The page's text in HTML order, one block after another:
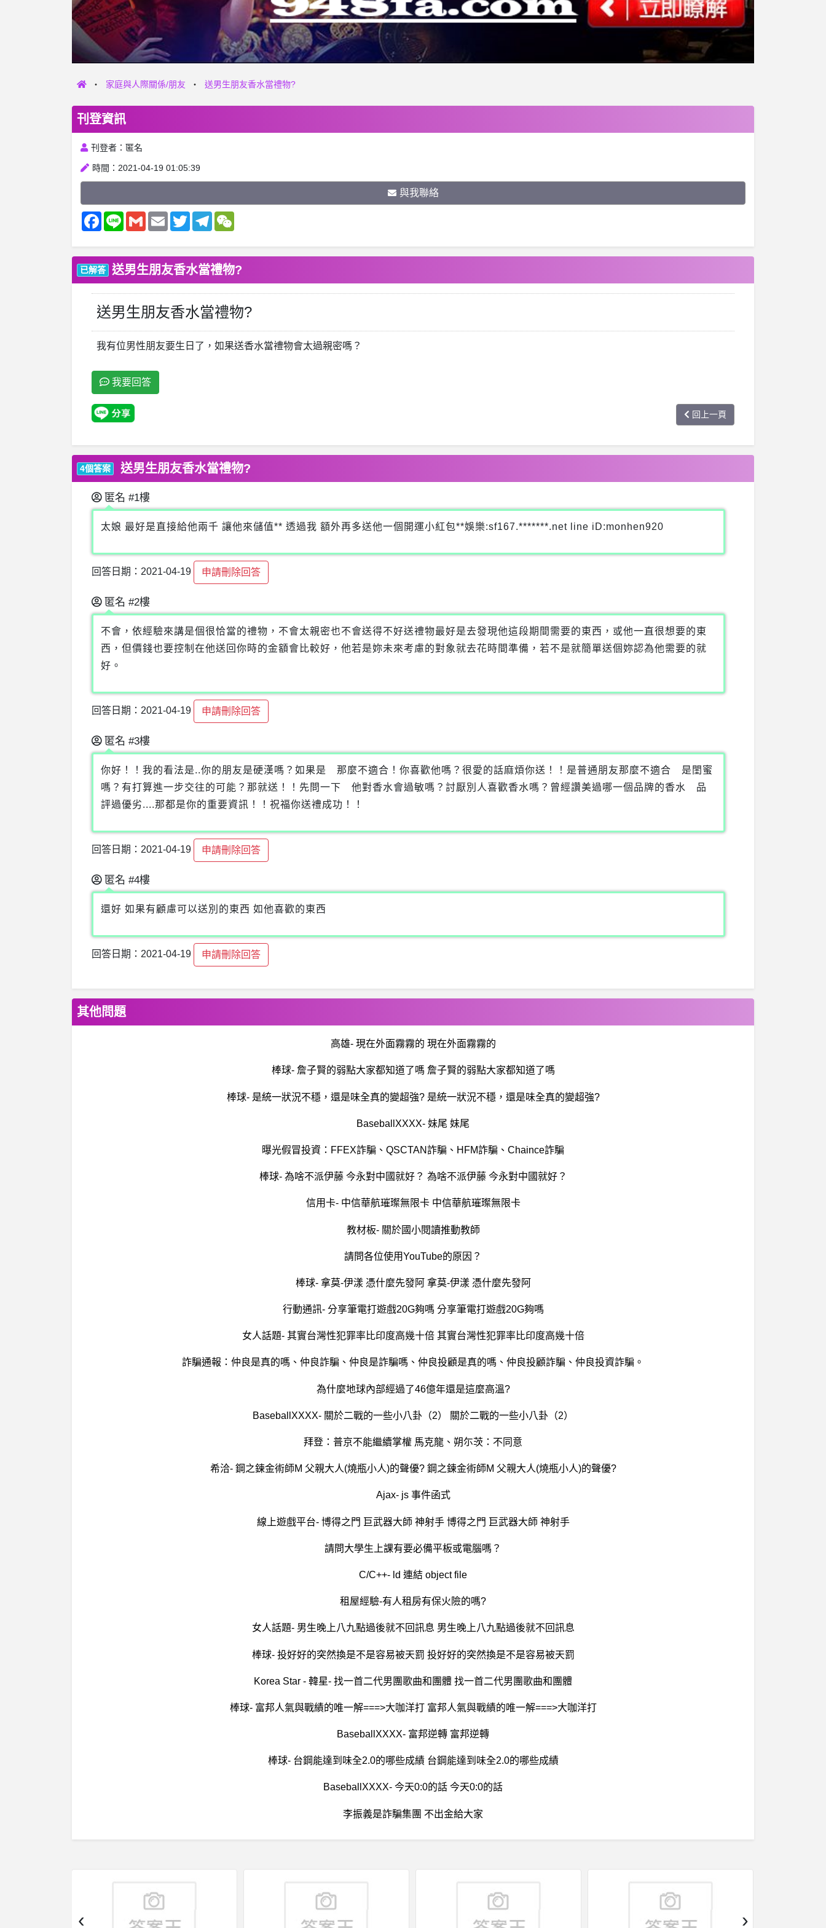
家庭與人際關係/朋友 送男生朋友香水當禮物?
刊登資訊
刊登者：匿名
時間：2021-04-19 01:05:39
與我聯絡
Facebook
Line Gmail Email TwitterTelegram
已解答 送男生朋友香水當禮物?
送男生朋友香水當禮物?
我有位男性朋友要生日了，如果送香水當禮物會太過親密嗎？
我要回答
回上一頁
4個答案 送男生朋友香水當禮物?
匿名 #1樓
太娘 最好是直接給他兩千 讓他來儲值** 透過我 額外再多送他一個開運小紅包**娛樂:sf167.*******.net line iD:monhen920
回答日期：2021-04-19 申請刪除回答
匿名 #2樓
不會，依經驗來講是個很恰當的禮物，不會太親密也不會送得不好送禮物最好是去發現他這段期間需要的東西，或他一直很想要的東
西，但價錢也要控制在他送回你時的金額會比較好，他若是妳未來考慮的對象就去花時間準備，若不是就簡單送個妳認為他需要的就
好。
回答日期：2021-04-19 申請刪除回答
匿名 #3樓
你好！！我的看法是..你的朋友是硬漢嗎？如果是 那麼不適合！你喜歡他嗎？很愛的話麻煩你送！！是普通朋友那麼不適合 是閨蜜
嗎？有打算進一步交往的可能？那就送！！先問一下 他對香水會過敏嗎？討厭別人喜歡香水嗎？曾經讚美過哪一個品牌的香水 品
評過優劣....那都是你的重要資訊！！祝福你送禮成功！！
回答日期：2021-04-19 申請刪除回答
匿名 #4樓
還好 如果有顧慮可以送別的東西 如他喜歡的東西
回答日期：2021-04-19 申請刪除回答
其他問題
高雄- 現在外面霧霧的 現在外面霧霧的
棒球- 詹子賢的弱點大家都知道了嗎 詹子賢的弱點大家都知道了嗎
棒球- 是統一狀況不穩，還是味全真的變超強? 是統一狀況不穩，還是味全真的變超強?
BaseballXXXX- 妹尾 妹尾
曝光假冒投資：FFEX詐騙、QSCTAN詐騙、HFM詐騙、Chaince詐騙
棒球- 為啥不派伊藤 今永對中國就好？ 為啥不派伊藤 今永對中國就好？
信用卡- 中信華航璀璨無限卡 中信華航璀璨無限卡
教材板- 關於國小閱讀推動教師
請問各位使用YouTube的原因？
棒球- 拿莫-伊漾 憑什麼先發阿 拿莫-伊漾 憑什麼先發阿
行動通訊- 分享筆電打遊戲20G夠嗎 分享筆電打遊戲20G夠嗎
女人話題- 其實台灣性犯罪率比印度高幾十倍 其實台灣性犯罪率比印度高幾十倍
詐騙通報：仲良是真的嗎、仲良詐騙、仲良是詐騙嗎、仲良投顧是真的嗎、仲良投顧詐騙、仲良投資詐騙。
為什麼地球內部經過了46億年還是這麼高溫?
BaseballXXXX- 關於二戰的一些小八卦（2） 關於二戰的一些小八卦（2）
拜登：普京不能繼續掌權 馬克龍、朔尓茨：不同意
希洽- 鋼之鍊金術師M 父親大人(燒瓶小人)的聲優? 鋼之鍊金術師M 父親大人(燒瓶小人)的聲優?
Ajax- js 事件函式
線上遊戲平台- 博得之門 巨武器大師 神射手 博得之門 巨武器大師 神射手
請問大學生上課有要必備平板或電腦嗎？
C/C++- ld 連結 object file
租屋經驗-有人租房有保火險的嗎?
女人話題- 男生晚上八九點過後就不回訊息 男生晚上八九點過後就不回訊息
棒球- 投好好的突然換是不是容易被天罰 投好好的突然換是不是容易被天罰
Korea Star - 韓星- 找一首二代男團歌曲和團體 找一首二代男團歌曲和團體
棒球- 富邦人氣與戰績的唯一解===>大咖洋打 富邦人氣與戰績的唯一解===>大咖洋打
BaseballXXXX- 富邦逆轉 富邦逆轉
棒球- 台鋼能達到味全2.0的哪些成績 台鋼能達到味全2.0的哪些成績
BaseballXXXX- 今天0:0的話 今天0:0的話
李振義是詐騙集團 不出金給大家
‹ ›